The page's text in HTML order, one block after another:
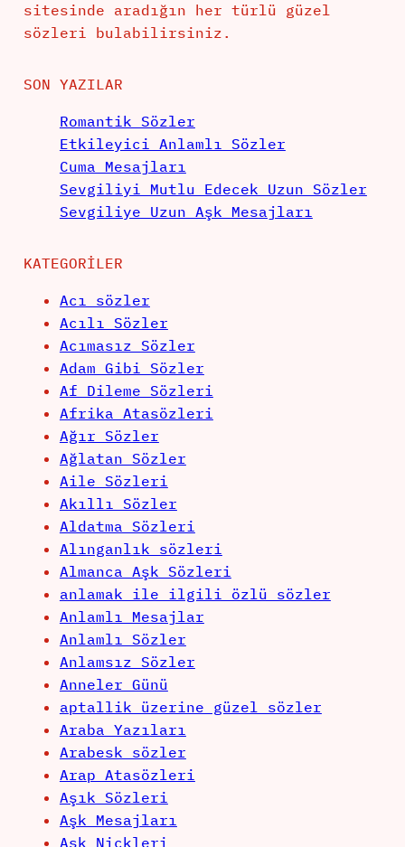
sitesinde aradığın her türlü güzel
sözleri bulabilirsiniz.
SON YAZILAR
Romantik Sözler
Etkileyici Anlamlı Sözler
Cuma Mesajları
Sevgiliyi Mutlu Edecek Uzun Sözler
Sevgiliye Uzun Aşk Mesajları
KATEGORILER
Acı sözler
Acılı Sözler
Acımasız Sözler
Adam Gibi Sözler
Af Dileme Sözleri
Afrika Atasözleri
Ağır Sözler
Ağlatan Sözler
Aile Sözleri
Akıllı Sözler
Aldatma Sözleri
Alınganlık sözleri
Almanca Aşk Sözleri
anlamak ile ilgili özlü sözler
Anlamlı Mesajlar
Anlamlı Sözler
Anlamsız Sözler
Anneler Günü
aptallik üzerine güzel sözler
Araba Yazıları
Arabesk sözler
Arap Atasözleri
Aşık Sözleri
Aşk Mesajları
Aşk Nickleri